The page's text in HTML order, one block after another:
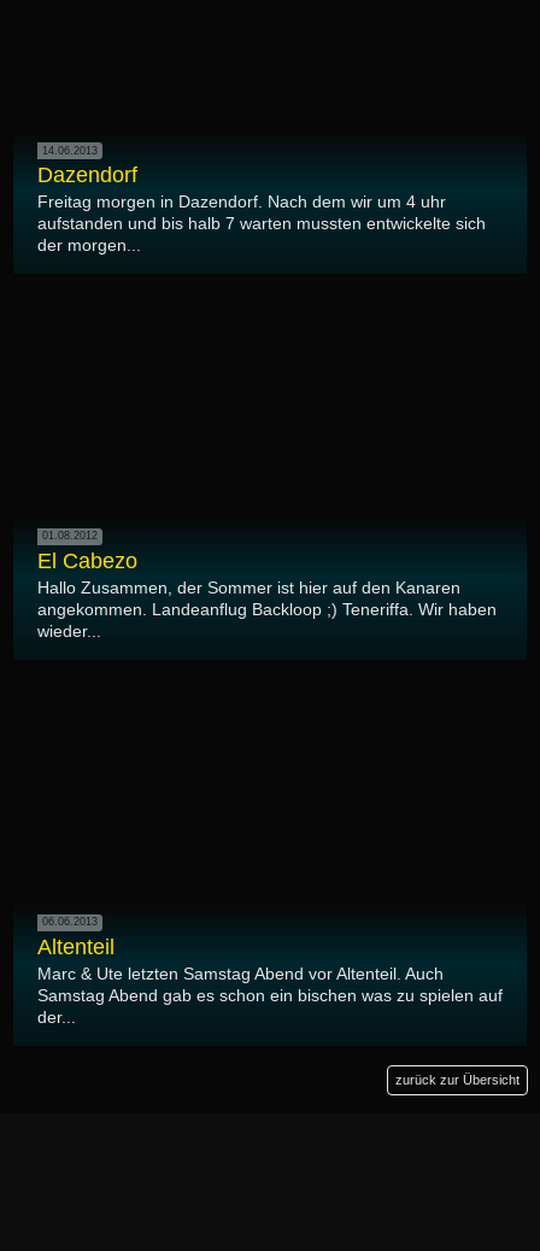
14.06.2013
Dazendorf
Freitag morgen in Dazendorf. Nach dem wir um 4 uhr
aufstanden und bis halb 7 warten mussten entwickelte sich
der morgen...
01.08.2012
El Cabezo
Hallo Zusammen, der Sommer ist hier auf den Kanaren
angekommen. Landeanflug Backloop ;) Teneriffa. Wir haben
wieder...
06.06.2013
Altenteil
Marc & Ute letzten Samstag Abend vor Altenteil. Auch
Samstag Abend gab es schon ein bischen was zu spielen auf
der...
zurück zur Übersicht